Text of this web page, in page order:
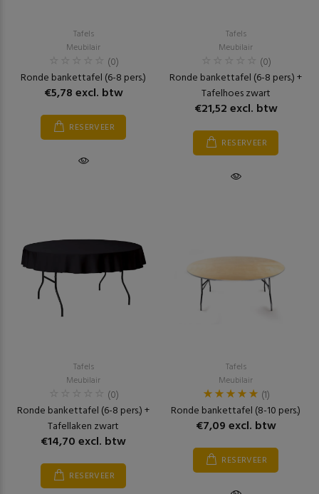
Tafels
Meubilair
(0)
Ronde bankettafel (6-8 pers.)
€5,78 excl. btw
RESERVEER
Tafels
Meubilair
(0)
Ronde bankettafel (6-8 pers.) +
Tafelhoes zwart
€21,52 excl. btw
RESERVEER
Tafels
Meubilair
(0)
Ronde bankettafel (6-8 pers.) +
Tafellaken zwart
€14,70 excl. btw
RESERVEER
Tafels
Meubilair
(1)
Ronde bankettafel (8-10 pers.)
€7,09 excl. btw
RESERVEER